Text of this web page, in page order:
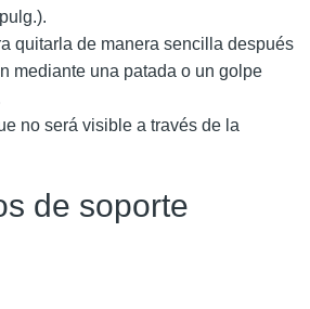
quitarla de manera sencilla después
mediante una patada o un golpe
no será visible a través de la
de soporte